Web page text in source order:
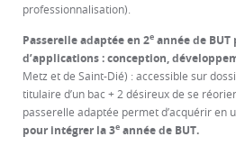
professionnalisation).
Passerelle adaptée en 2eannée de BUT
d’applications : conception,
Metz et de Saint-Dié) : accessible sur
titulaire d’un bac + 2 désireux de se
passerelle adaptée permet d’acquérir en
pour intégrer la 3eannée de BUT.